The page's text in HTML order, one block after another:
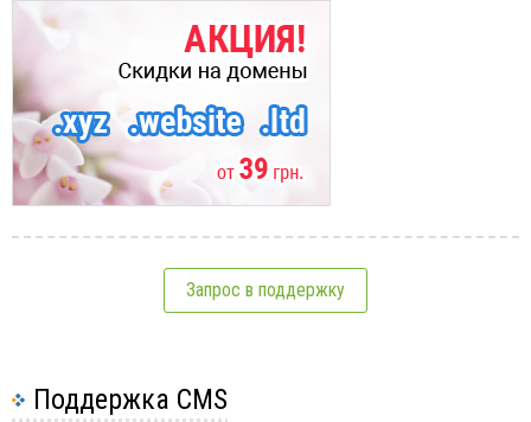
Запрос в поддержку
Поддержка CMS